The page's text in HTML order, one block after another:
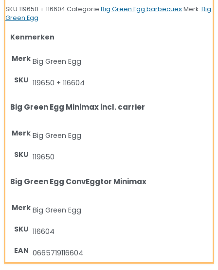
SKU 119650 + 116604Categorie Big Green Egg barbecues Merk: Big
Green Egg
Kenmerken
Merk Big Green Egg
SKU 119650 + 116604
Big Green Egg Minimax incl. carrier
Merk Big Green Egg
SKU 119650
Big Green Egg ConvEggtor Minimax
Merk Big Green Egg
SKU 116604
EAN 0665719116604